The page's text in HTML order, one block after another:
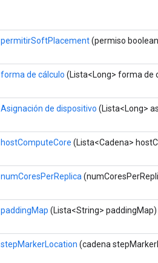
permitirSoftPlacement(permiso
forma de cálculo (Lista<Long> forma de
Asignación de dispositivo (Lista<Long>
hostComputeCore (Lista<Cadena>
numCoresPerReplica
paddingMap (Lista<String> paddingMap)
stepMarkerLocation (cadena